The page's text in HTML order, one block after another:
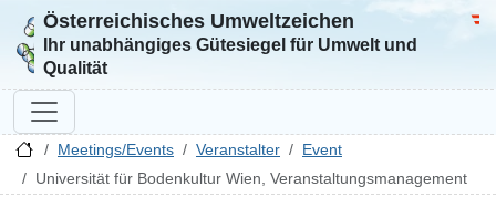
Zur Startseite
Österreichisches Umweltzeichen
Ihr unabhängiges Gütesiegel für Umwelt und
Qualität
Meetings/Events Veranstalter
Event
Universität für Bodenkultur Wien, Veranstaltungsmanagement